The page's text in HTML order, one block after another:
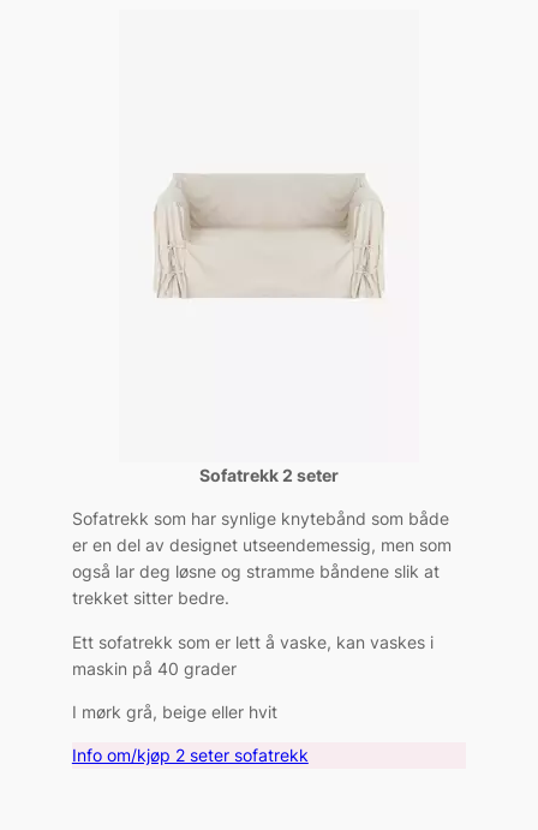
Sofatrekk 2 seter
Sofatrekk som har synlige knytebånd som både
er en del av designet utseendemessig, men som
også lar deg løsne og stramme båndene slik at
trekket sitter bedre.
Ett sofatrekk som er lett å vaske, kan vaskes i
maskin på 40 grader
I mørk grå, beige eller hvit
Info om/kjøp 2 seter sofatrekk